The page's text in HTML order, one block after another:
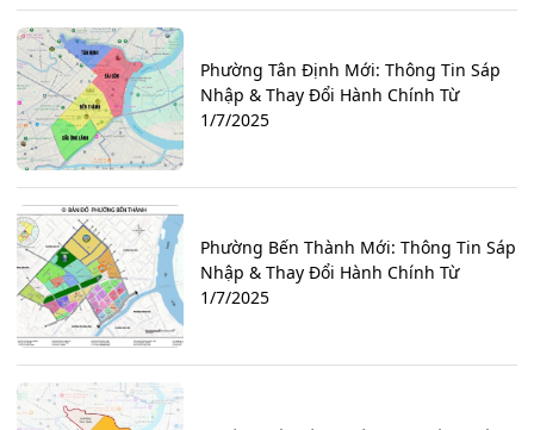
Phường Tân Định Mới: Thông Tin Sáp
Nhập & Thay Đổi Hành Chính Từ
1/7/2025
Phường Bến Thành Mới: Thông Tin Sáp
Nhập & Thay Đổi Hành Chính Từ
1/7/2025